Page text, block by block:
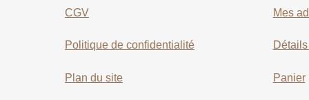
CGV
Politique de confidentialité
Plan du site
Mes
Panier